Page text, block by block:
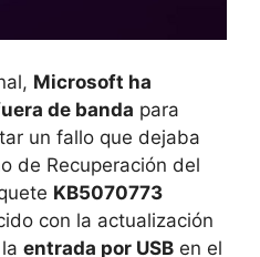
Microsoft ha
de banda para
un fallo que dejaba
de Recuperación del
KB5070773
con la actualización
entrada por USB en el